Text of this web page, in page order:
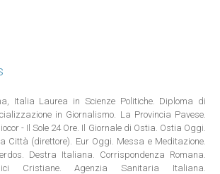
Italia Laurea in Scienze Politiche. Diploma di
in Giornalismo. La Provincia Pavese.
- Il Sole 24 Ore. Il Giornale di Ostia. Ostia Oggi.
Città (direttore). Eur Oggi. Messa e Meditazione.
Destra Italiana. Corrispondenza Romana.
Cristiane. Agenzia Sanitaria Italiana.